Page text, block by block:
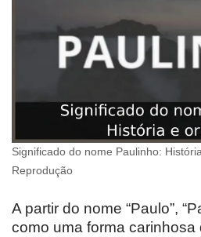
Significado do nome Paulinho:
Reprodução
A partir do nome “Paulo”,
como uma forma carinhosa